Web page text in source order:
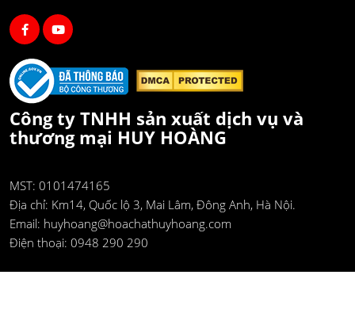
Công ty TNHH sản xuất dịch vụ và
thương mại HUY HOÀNG
MST: 0101474165
Địa chỉ: Km14, Quốc lộ 3, Mai Lâm, Đông Anh, Hà Nội.
Email: huyhoang@hoachathuyhoang.com
Điện thoại: 0948 290 290